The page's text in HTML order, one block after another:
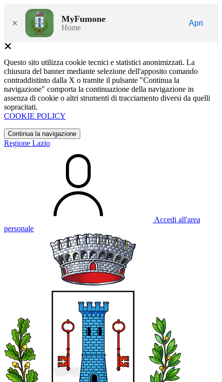
× MyFumone
Home
Apri
Questo sito utilizza cookie tecnici e statistici anonimizzati. La
chiusura del banner mediante selezione dell'apposito comando
contraddistinto dalla X o tramite il pulsante "Continua la
navigazione" comporta la continuazione della navigazione in
assenza di cookie o altri strumenti di tracciamento diversi da quelli
sopracitati.
COOKIE POLICY
Continua la navigazione
Regione Lazio
Accedi all'area
personale